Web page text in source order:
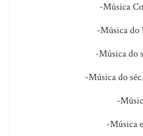
-Música
-Música do
-Música do
-Música do
-
-Música